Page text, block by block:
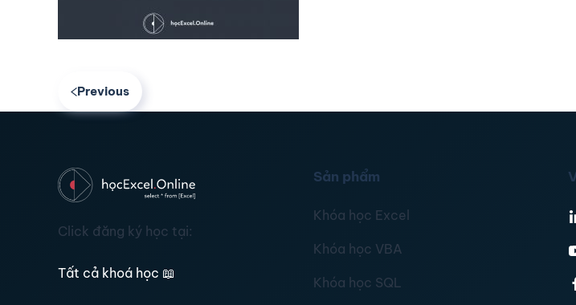
Previous
Click đăng ký học tại:
Tất cả khoá học 📖
Sản phẩm
Khóa học Excel
Khóa học VBA
Khóa học SQL